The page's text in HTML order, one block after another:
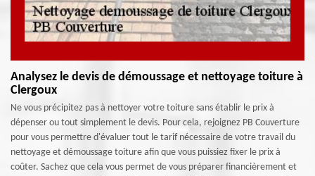
Analysez le devis de démoussage et nettoyage toiture à
Clergoux
Ne vous précipitez pas à nettoyer votre toiture sans établir le prix à
dépenser ou tout simplement le devis. Pour cela, rejoignez PB Couverture
pour vous permettre d'évaluer tout le tarif nécessaire de votre travail du
nettoyage et démoussage toiture afin que vous puissiez fixer le prix à
coûter. Sachez que cela vous permet de vous préparer financièrement et